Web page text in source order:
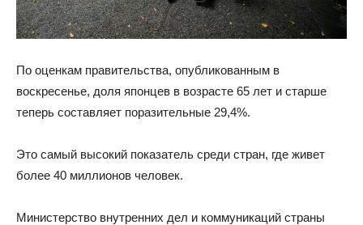
По оценкам правительства, опубликованным в
воскресенье, доля японцев в возрасте 65 лет и старше
теперь составляет поразительные 29,4%.
Это самый высокий показатель среди стран, где живет
более 40 миллионов человек.
Министерство внутренних дел и коммуникаций страны